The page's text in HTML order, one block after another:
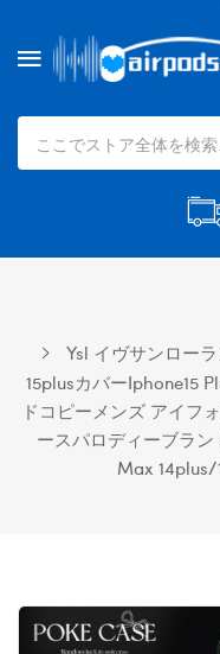
Ysl イヴサンロー
15plusカバーiphone15
ドコピーメンズ アイフ
ースパロディーブラン
Max